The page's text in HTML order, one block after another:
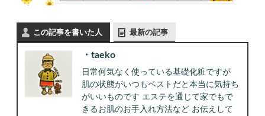
この記事を書いた人 最新の記事
taeko
日常何気なく使っている基礎化粧ですが
肌の状態がいつもベストだと本当に気持ち
がいいものです エステを通じて家でもで
きるお肌のお手入れ方法など お伝えして